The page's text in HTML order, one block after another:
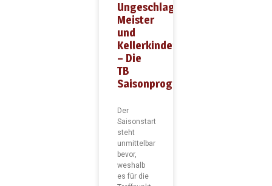
Ungeschlagene
Meister
und
Kellerkinder
– Die
TB
Saisonprognose
Der
Saisonstart
steht
unmittelbar
bevor,
weshalb
es für die